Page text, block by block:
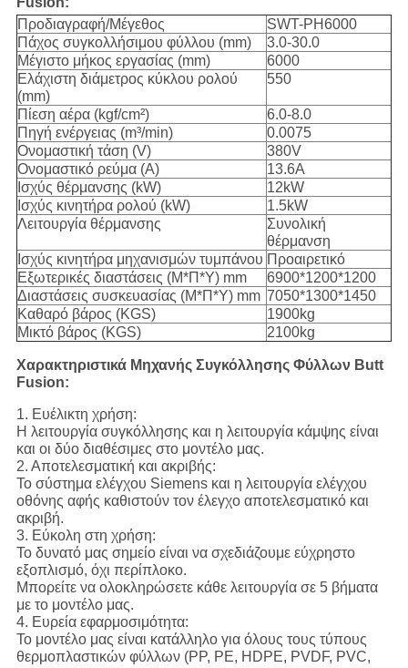
Προδιαγραφή/Μέγεθος
SWT-PH6000
Πάχος συγκολλήσιμου φύλλου (mm)
3.0-30.0
Μέγιστο μήκος εργασίας (mm)
6000
Ελάχιστη διάμετρος κύκλου ρολού
(mm)
550
Πίεση αέρα (kgf/cm²)
6.0-8.0
Πηγή ενέργειας (m³/min)
0.0075
Ονομαστική τάση (V)
380V
Ονομαστικό ρεύμα (A)
13.6A
Ισχύς θέρμανσης (kW)
12kW
Ισχύς κινητήρα ρολού (kW)
1.5kW
Λειτουργία θέρμανσης
Συνολική
θέρμανση
Ισχύς κινητήρα μηχανισμών τυμπάνου Προαιρετικό
Εξωτερικές διαστάσεις (Μ*Π*Υ) mm
6900*1200*1200
Διαστάσεις συσκευασίας (Μ*Π*Υ) mm 7050*1300*1450
Καθαρό βάρος (KGS)
1900kg
Μικτό βάρος (KGS)
2100kg
Χαρακτηριστικά Μηχανής Συγκόλλησης Φύλλων Butt
Fusion:
1. Ευέλικτη χρήση:
Η λειτουργία συγκόλλησης και η λειτουργία κάμψης είναι
και οι δύο διαθέσιμες στο μοντέλο μας.
2. Αποτελεσματική και ακριβής:
Το σύστημα ελέγχου Siemens και η λειτουργία ελέγχου
οθόνης αφής καθιστούν τον έλεγχο αποτελεσματικό και
ακριβή.
3. Εύκολη στη χρήση:
Το δυνατό μας σημείο είναι να σχεδιάζουμε εύχρηστο
εξοπλισμό, όχι περίπλοκο.
Μπορείτε να ολοκληρώσετε κάθε λειτουργία σε 5 βήματα
με το μοντέλο μας.
4. Ευρεία εφαρμοσιμότητα:
Το μοντέλο μας είναι κατάλληλο για όλους τους τύπους
θερμοπλαστικών φύλλων (PP, PE, HDPE, PVDF, PVC,